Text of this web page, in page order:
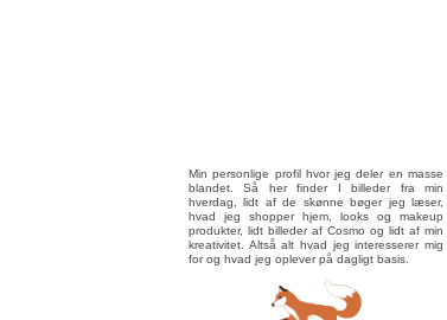
Min personlige profil hvor jeg deler en masse
blandet. Så her finder I billeder fra min
hverdag, lidt af de skønne bøger jeg læser,
hvad jeg shopper hjem, looks og makeup
produkter, lidt billeder af Cosmo og lidt af min
kreativitet. Altså alt hvad jeg interesserer mig
for og hvad jeg oplever på dagligt basis.